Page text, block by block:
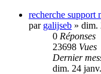
recherche support
par galijseb » dim.
0 Réponses
23698 Vues
Dernier
dim. 24